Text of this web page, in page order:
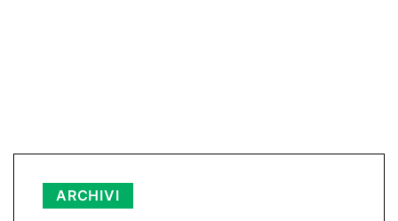
ARCHIVI